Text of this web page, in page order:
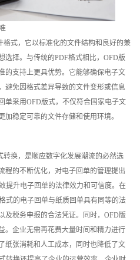
格式，它以标准化的文件结构和良好的兼
选择。与传统的PDF格式相比，OFD版
的支持上更具优势。它能够确保电子文
避免因格式差异导致的文件变形或信息
单采用OFD版式，不仅符合国家电子文
稳定可靠的文件存储和使用环境。
转换，是顺应数字化发展潮流的必然选
程的不断优化，对电子回单的管理提出
提升电子回单的法律效力和可信度。在
式的电子回单与纸质回单具有同等的法
及税务申报的合法凭证。同时，OFD版
。企业无需再花费大量时间和精力进行
纸张消耗和人工成本，同时也降低了文